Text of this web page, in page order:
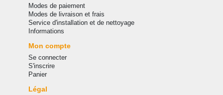
Modes de paiement
Modes de livraison et frais
Service d'installation et de nettoyage
Informations
Mon compte
Se connecter
S'inscrire
Panier
Légal